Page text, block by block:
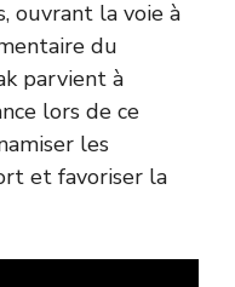
ouvrant la voie à
du
parvient à
lors de ce
les
et favoriser la